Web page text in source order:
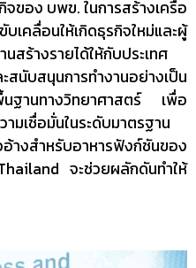
ของ บพข. ในการสร้างเครือ
คลื่อนให้เกิดธุรกิจใหม่และผู้
นสร้างรายได้ให้กับประเทศ
นับสนุนการทำงานอย่างเป็น
นฐานทางวิทยาศาสตร์ เพื่อ
มเชื่อมั่นในระดับมาตรฐาน
สำหรับอาหารฟังก์ชันของ
จะช่วยผลักดันทำให้